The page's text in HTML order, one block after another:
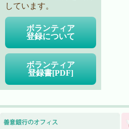
しています。
ボランティア
登録について
ボランティア
登録書[PDF]